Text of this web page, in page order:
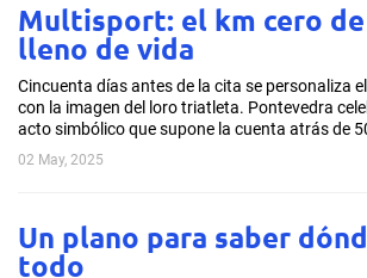
Multisport: el km cero
lleno de vida
Cincuenta días antes de la cita se personaliza
con la imagen del loro triatleta. Pontevedra
acto simbólico que supone la cuenta atrás de
02 May, 2025
Un plano para saber
todo